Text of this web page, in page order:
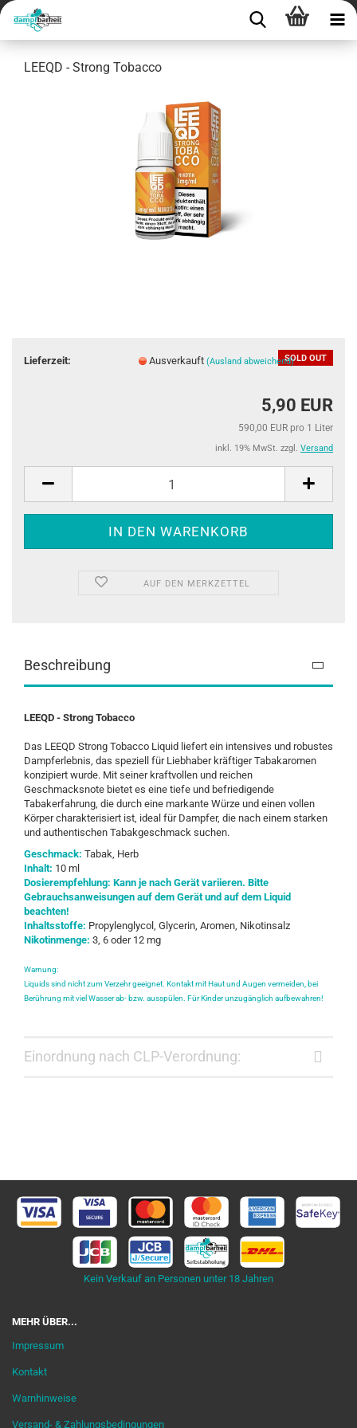
LEEQD - Strong Tobacco
SOLD OUT
Lieferzeit: Ausverkauft(Ausland abweichend)
5,90 EUR
590,00 EUR pro 1 Liter
inkl. 19% MwSt. zzgl. Versand
AUF DEN MERKZETTEL
Beschreibung
LEEQD - Strong Tobacco
Das LEEQD Strong Tobacco Liquid liefert ein intensives und robustes
Dampferlebnis, das speziell für Liebhaber kräftiger Tabakaromen
konzipiert wurde. Mit seiner kraftvollen und reichen
Geschmacksnote bietet es eine tiefe und befriedigende
Tabakerfahrung, die durch eine markante Würze und einen vollen
Körper charakterisiert ist, ideal für Dampfer, die nach einem starken
und authentischen Tabakgeschmack suchen.
Geschmack: Tabak, Herb
Inhalt: 10 ml
Dosierempfehlung: Kann je nach Gerät variieren. Bitte
Gebrauchsanweisungen auf dem Gerät und auf dem Liquid
beachten!
Inhaltsstoffe: Propylenglycol, Glycerin, Aromen, Nikotinsalz
Nikotinmenge: 3, 6 oder 12 mg
Warnung:
Liquids sind nicht zum Verzehr geeignet. Kontakt mit Haut und Augen vermeiden, bei
Berührung mit viel Wasser ab- bzw. ausspülen. Für Kinder unzugänglich aufbewahren!
Einordnung nach CLP-Verordnung:
Kein Verkauf an Personen unter 18 Jahren
MEHR ÜBER...
Impressum
Kontakt
Warnhinweise
Versand- & Zahlungsbedingungen